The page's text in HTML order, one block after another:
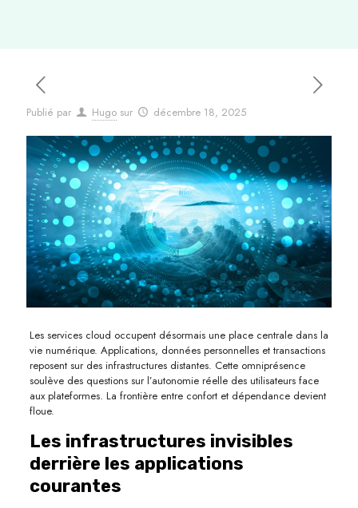
Publié par Hugo sur décembre 18, 2025
Les services cloud occupent désormais une place centrale dans la
vie numérique. Applications, données personnelles et transactions
reposent sur des infrastructures distantes. Cette omniprésence
soulève des questions sur l’autonomie réelle des utilisateurs face
aux plateformes. La frontière entre confort et dépendance devient
floue.
Les infrastructures invisibles
derrière les applications
courantes